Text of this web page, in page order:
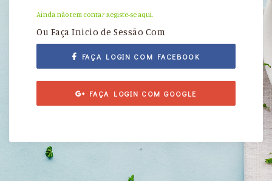
Ainda não tem conta? Registe-se aqui.
Ou Faça Inicio de Sessão Com
FAÇA LOGIN COM FACEBOOK
FAÇA LOGIN COM GOOGLE